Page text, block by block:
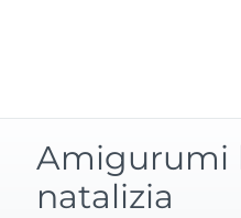
Amigurumi
natalizia